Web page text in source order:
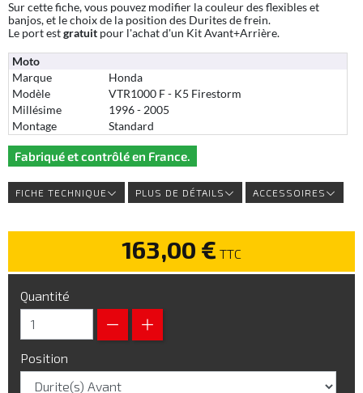
Sur cette fiche, vous pouvez modifier la couleur des flexibles et
banjos, et le choix de la position des Durites de frein.
Le port estgratuit pour l'achat d'un Kit Avant+Arrière.
Moto
Marque
Honda
Modèle
VTR1000 F - K5 Firestorm
Millésime
1996 - 2005
Montage
Standard
Fabriqué et contrôlé en France.
FICHE TECHNIQUE PLUS DE DÉTAILS ACCESSOIRES
163,00 € TTC
Quantité
Position